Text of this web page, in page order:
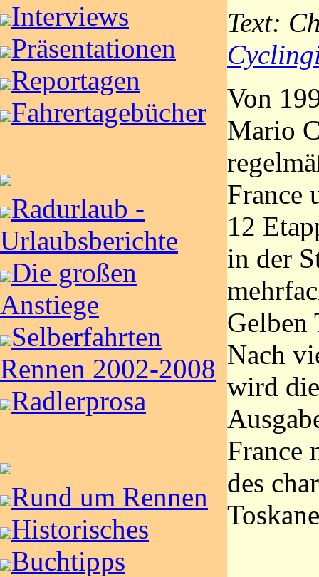
Interviews
Präsentationen
Reportagen
Fahrertagebücher
Radurlaub -
Urlaubsberichte
Die großen
Anstiege
Selberfahrten
Rennen 2002-2008
Radlerprosa
Rund um Rennen
Historisches
Buchtipps
Text:
Von
Mario
France
12
in der
Gelben
Nach
wird
France
des